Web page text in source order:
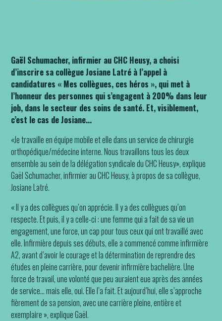
Gaël Schumacher, infirmier au CHC Heusy, a choisi
d’inscrire sa collègue Josiane Latré à l’appel à
candidatures « Mes collègues, ces héros », qui met à
l’honneur des personnes qui s’engagent à 200% dans leur
job, dans le secteur des soins de santé. Et, visiblement,
c’est le cas de Josiane...
«Je travaille en équipe mobile et elle dans un service de chirurgie
orthopédique/médecine interne. Nous travaillons tous les deux
ensemble au sein de la délégation syndicale du CHC Heusy», explique
Gaël Schumacher, infirmier au CHC Heusy, à propos de sa collègue,
Josiane Latré.
« Il y a des collègues qu’on apprécie. Il y a des collègues qu’on
respecte. Et puis, il y a celle-ci : une femme qui a fait de sa vie un
engagement, une force, un cap pour tous ceux qui ont travaillé avec
elle. Infirmière depuis ses débuts, elle a commencé comme infirmière
A2, avant d’avoir le courage et la détermination de reprendre des
études en pleine carrière, pour devenir infirmière bachelière. Une
force de travail, une volonté que peu auraient eue après des années
de service… mais elle, oui. Elle l’a fait. Et aujourd’hui, elle s’approche
fièrement de sa pension, avec une carrière pleine, entière et
exemplaire », explique Gaël.